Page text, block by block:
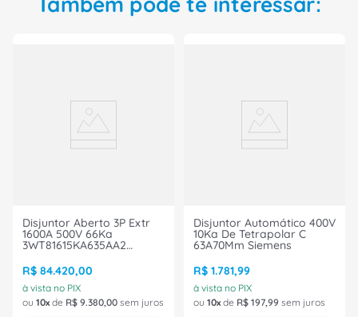
Disjuntor Aberto 3P Extr
1600A 500V 66Ka
3WT81615KA635AA2
R$ 84.420,00
à vista no PIX
ou 10 de R$ 9.380,00 sem juros
Disjuntor Automático 400V
10Ka De Tetrapolar C
63A70Mm Siemens
R$ 1.781,99
à vista no PIX
ou 10 de R$ 197,99 sem juros